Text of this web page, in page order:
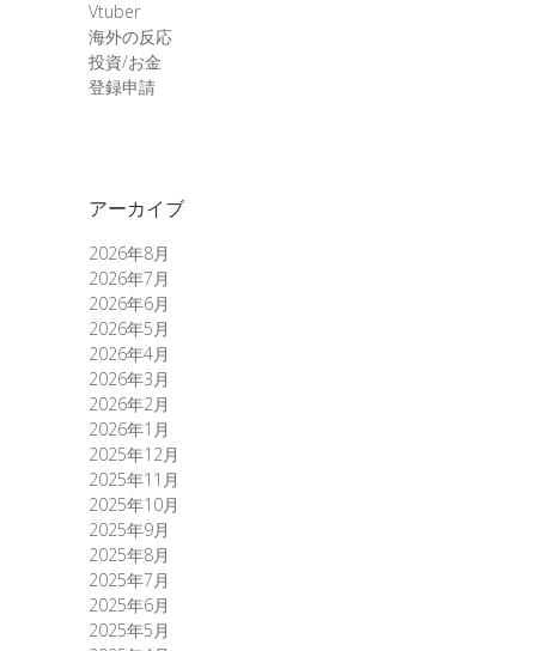
Vtuber
海外の反応
投資/お金
登録申請
アーカイブ
2026年8月
2026年7月
2026年6月
2026年5月
2026年4月
2026年3月
2026年2月
2026年1月
2025年12月
2025年11月
2025年10月
2025年9月
2025年8月
2025年7月
2025年6月
2025年5月